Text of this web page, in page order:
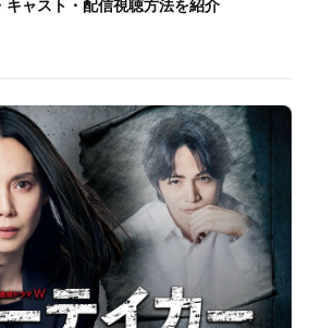
ャスト・配信視聴方法を紹介